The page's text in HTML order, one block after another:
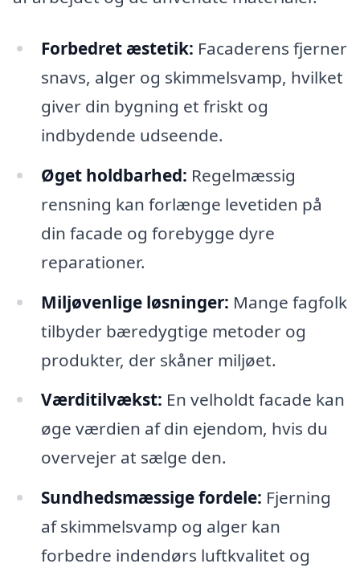
Forbedret æstetik: Facaderens fjerner
snavs, alger og skimmelsvamp, hvilket
giver din bygning et friskt og
indbydende udseende.
Øget holdbarhed: Regelmæssig
rensning kan forlænge levetiden på
din facade og forebygge dyre
reparationer.
Miljøvenlige løsninger: Mange fagfolk
tilbyder bæredygtige metoder og
produkter, der skåner miljøet.
Værditilvækst: En velholdt facade kan
øge værdien af din ejendom, hvis du
overvejer at sælge den.
Sundhedsmæssige fordele: Fjerning
af skimmelsvamp og alger kan
forbedre indendørs luftkvalitet og